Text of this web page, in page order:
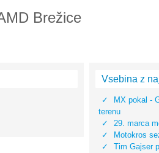
Brežice
Vsebina z
MX pokal -
terenu
29. marca
Motokros
Tim Gajser